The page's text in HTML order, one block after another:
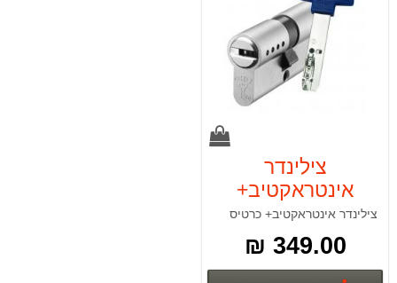
צילינדר
אינטראקטיב+
כרטיס YALE
צילינדר אינטראקטיב+ כרטיס
349.00 ₪